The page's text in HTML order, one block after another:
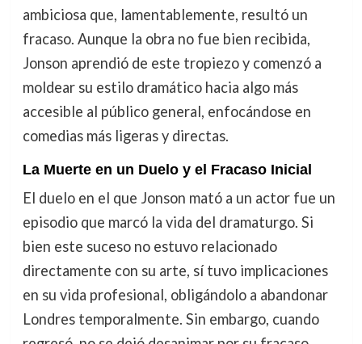
ambiciosa que, lamentablemente, resultó un
fracaso. Aunque la obra no fue bien recibida,
Jonson aprendió de este tropiezo y comenzó a
moldear su estilo dramático hacia algo más
accesible al público general, enfocándose en
comedias más ligeras y directas.
La Muerte en un Duelo y el Fracaso Inicial
El duelo en el que Jonson mató a un actor fue un
episodio que marcó la vida del dramaturgo. Si
bien este suceso no estuvo relacionado
directamente con su arte, sí tuvo implicaciones
en su vida profesional, obligándolo a abandonar
Londres temporalmente. Sin embargo, cuando